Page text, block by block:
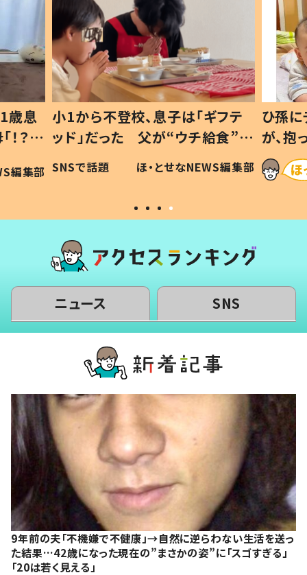
歳息
？」
編集部
小1から不登校、息子は「ギフテ
ッド」だった 父が“ウチ給食”を
作り続ける理由とは #令和の親
#令和の子
SNSで話題 ほ・とせなNEWS編集部
ひ孫
が、
「涙が
い」
ニュース SNS
9年前の夫「不機嫌で不健康」→自然に逆らわない生活を送っ
た結果…42歳になった現在の”まさかの姿”に「スゴすぎる」
「20は若く見える」